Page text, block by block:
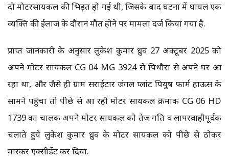
दो मोटरसायकल की भिड़त हो गई थी, जिसके बाद घटना में घायल एक
व्यक्ति की ईलाज के दौरान मौत होने पर मामला दर्ज किया गया है.
प्राप्त जानकारी के अनुसार लुकेश कुमार ध्रुव 27 अक्टूबर 2025 को
अपने मोटर सायकल CG 04 MG 3924 से पिथौरा से अपने घर आ
रहा था, और जैसे ही ग्राम सराईटार जंगल प्लांट पियुष फार्म हाऊस के
सामने पहुंचा तो पीछे से आ रही मोटर सायकल क्रमांक CG 06 HD
1739 का चालक अपने मोटर सायकल को तेज गति व लापरवाहीपूर्वक
चलाते हुये लुकेश कुमार ध्रुव के मोटर सायकल को पीछे से ठोकर
मारकर एक्सीडेंट कर दिया.